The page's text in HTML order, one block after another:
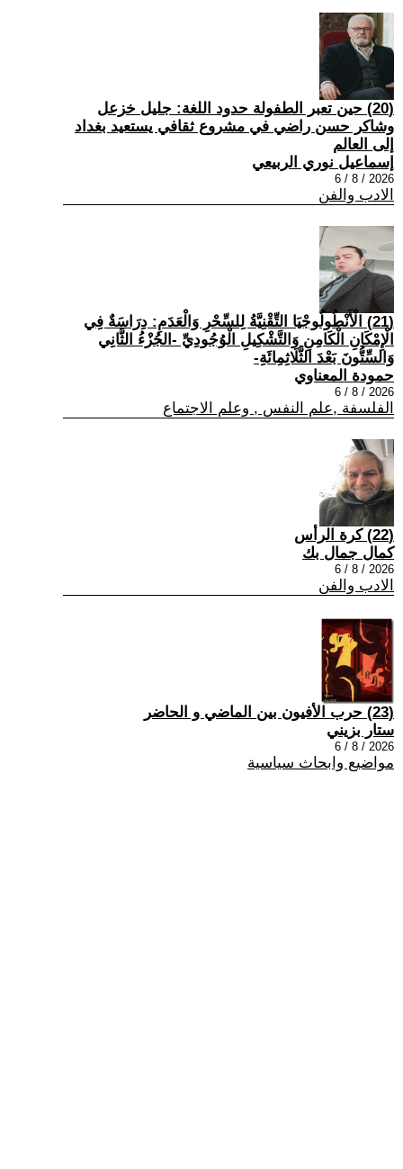
(20) حين تعبر الطفولة حدود اللغة: جليل خزعل
وشاكر حسن راضي في مشروع ثقافي يستعيد بغداد
إلى العالم
إسماعيل نوري الربيعي
2026 / 8 / 6
الادب والفن
(21) الْأَنْطُولُوجْيَا التِّقْنِيَّةُ لِلسِّحْرِ وَالْعَدَمِ: دِرَاسَةٌ فِي
الْإِمْكَانِ الْكَامِنِ وَالتَّشْكِيلِ الْوُجُودِيِّ -الجُزْءُ الثَّانِي
وَالسِّتُّونَ بَعْدَ الثَّلَاثِمِائَةِ-
حمودة المعناوي
2026 / 8 / 6
الفلسفة ,علم النفس , وعلم الاجتماع
(22) كرة الرأس
كمال جمال بك
2026 / 8 / 6
الادب والفن
(23) حرب الأفيون بين الماضي و الحاضر
ستار بزيني
2026 / 8 / 6
مواضيع وابحاث سياسية